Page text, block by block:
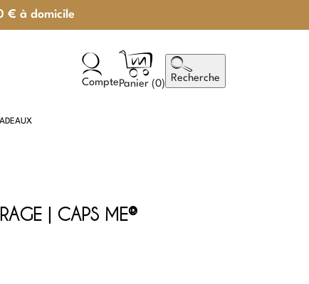
€ à domicile
ComptePanier (0)
Recherche
| CAPS ME®